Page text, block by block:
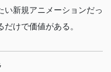
い新規アニメーションだっ
けで価値がある。